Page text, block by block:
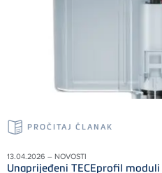
PROČITAJ ČLANAK
13.04.2026 – NOVOSTI
Unaprijeđeni TECEprofil